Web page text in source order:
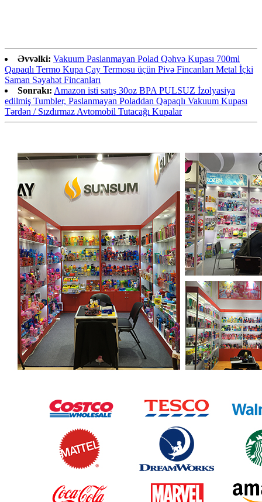
Əvvəlki: Vakuum Paslanmayan Polad Qəhvə Kupası 700ml
Qapaqlı Termo Kupa Çay Termosu üçün Pivə Fincanları Metal İçki
Saman Səyahət Fincanları
Sonrakı: Amazon isti satış 30oz BPA PULSUZ İzolyasiya
edilmiş Tumbler, Paslanmayan Poladdan Qapaqlı Vakuum Kupası
Tərdən / Sızdırmaz Avtomobil Tutacağı Kupalar